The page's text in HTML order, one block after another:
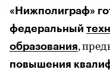
«Нижполиграф»
федеральный
образования,
повышения